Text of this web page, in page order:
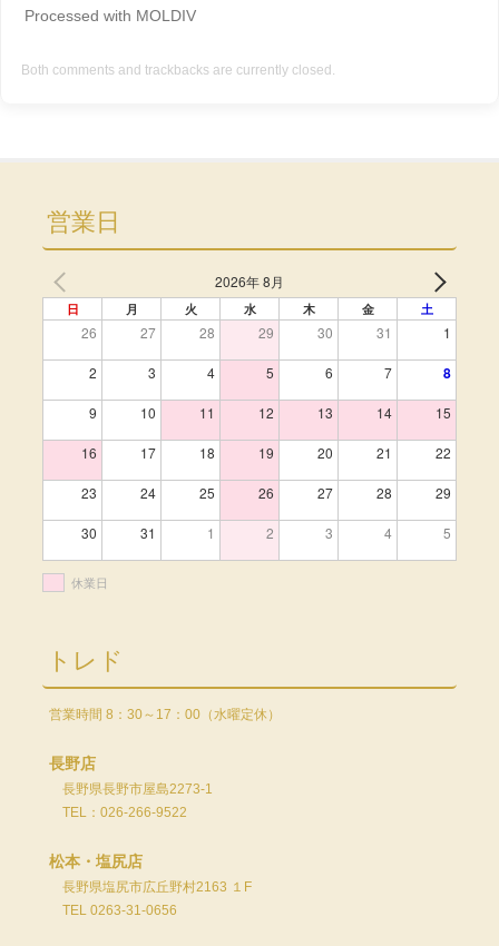
Processed with MOLDIV
Both comments and trackbacks are currently closed.
営業日
2026年 8月
日 月 火 水 木 金 土
26 27 28 29 30 31 1
2 3 4 5 6 7 8
9 10 11 12 13 14 15
16 17 18 19 20 21 22
23 24 25 26 27 28 29
30 31 1 2 3 4 5
休業日
トレド
営業時間 8：30～17：00（水曜定休）
長野店
長野県長野市屋島2273-1
TEL：026-266-9522
松本・塩尻店
長野県塩尻市広丘野村2163 １F
TEL 0263-31-0656